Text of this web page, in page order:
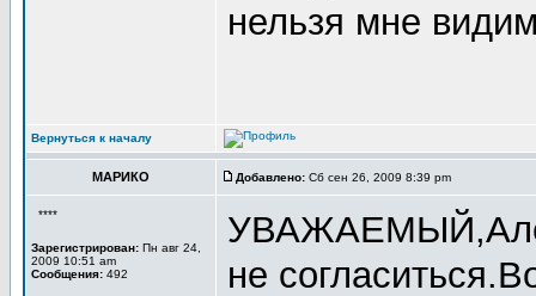
нельзя мне
Вернуться к началу
МАРИКО Добавлено: Сб сен 26, 2009 8:39 pm
****
Зарегистрирован: Пн авг 24,
2009 10:51 am
Сообщения: 492
не